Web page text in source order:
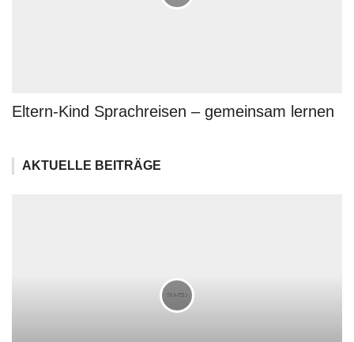
Eltern-Kind Sprachreisen – gemeinsam lernen
AKTUELLE BEITRÄGE